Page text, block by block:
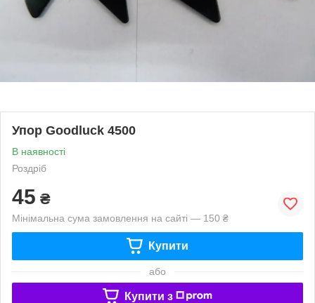
Упор Goodluck 4500
В наявності
Роздріб
45 ₴
Мінімальна сума замовлення на сайті — 150 ₴
Купити
або
Купити з